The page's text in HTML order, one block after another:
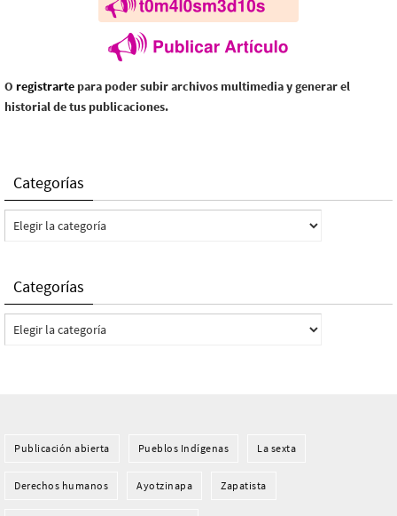
O registrarte para poder subir archivos multimedia y generar el
historial de tus publicaciones.
Categorías
Categorías
Categorías
Categorías
Publicación abierta Pueblos Indí­genas La sexta
Derechos humanos Ayotzinapa Zapatista